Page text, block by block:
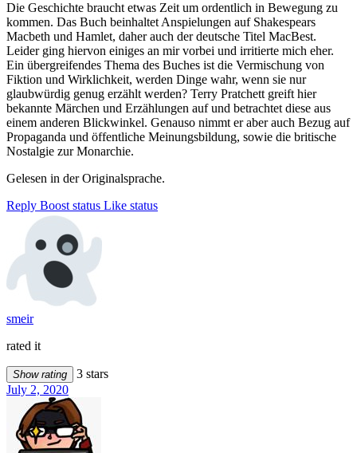
Die Geschichte braucht etwas Zeit um ordentlich in Bewegung zu
kommen. Das Buch beinhaltet Anspielungen auf Shakespears
Macbeth und Hamlet, daher auch der deutsche Titel MacBest.
Leider ging hiervon einiges an mir vorbei und irritierte mich eher.
Ein übergreifendes Thema des Buches ist die Vermischung von
Fiktion und Wirklichkeit, werden Dinge wahr, wenn sie nur
glaubwürdig genug erzählt werden? Terry Pratchett greift hier
bekannte Märchen und Erzählungen auf und betrachtet diese aus
einem anderen Blickwinkel. Genauso nimmt er aber auch Bezug auf
Propaganda und öffentliche Meinungsbildung, sowie die britische
Nostalgie zur Monarchie.
Gelesen in der Originalsprache.
Reply Boost status Like status
smeir
rated it
Show rating
3 stars
July 2, 2020